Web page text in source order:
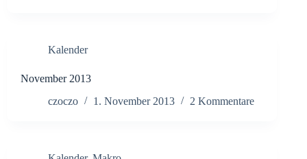
Kalender
November 2013
czoczo
1. November 2013 2 Kommentare